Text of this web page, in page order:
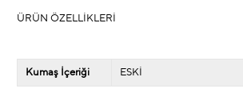
ÜRÜN ÖZELLIKLERI
Kumaş İçeriği ESKİ